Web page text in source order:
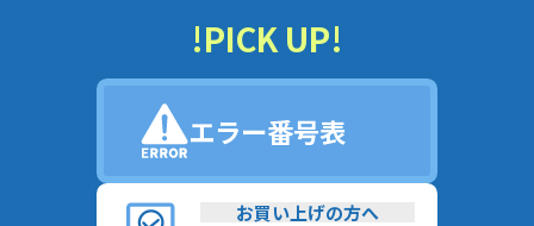
!PICK UP!
エラー番号表
お買い上げの方へ